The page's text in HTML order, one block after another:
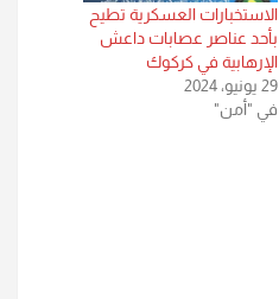
الاستخبارات العسكرية تطيح
بأحد عناصر عصابات داعش
الإرهابية في كركوك
29 يونيو، 2024
في "أمن"